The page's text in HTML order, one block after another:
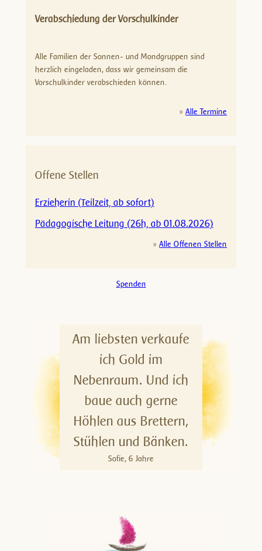
Verabschiedung der Vorschulkinder
Alle Familien der Sonnen- und Mondgruppen sind
herzlich eingeladen, dass wir gemeinsam die
Vorschulkinder verabschieden können.
»Alle Termine
Offene Stellen
Erzieherin (Teilzeit, ab sofort)
Pädagogische Leitung (26h, ab 01.08.2026)
»Alle Offenen Stellen
Spenden
Am liebsten verkaufe
ich Gold im
Nebenraum. Und ich
baue auch gerne
Höhlen aus Brettern,
Stühlen und Bänken.
Sofie, 6 Jahre